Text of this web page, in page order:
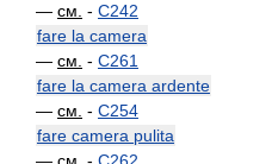
— см. - C242
fare la camera
— см. - C261
fare la camera ardente
— см. - C254
fare camera pulita